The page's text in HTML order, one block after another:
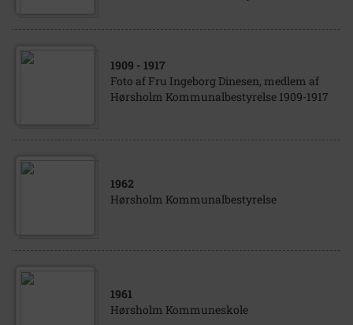
1909 - 1917
Foto af Fru Ingeborg Dinesen, medlem af
Hørsholm Kommunalbestyrelse 1909-1917
1962
Hørsholm Kommunalbestyrelse
1961
Hørsholm Kommuneskole